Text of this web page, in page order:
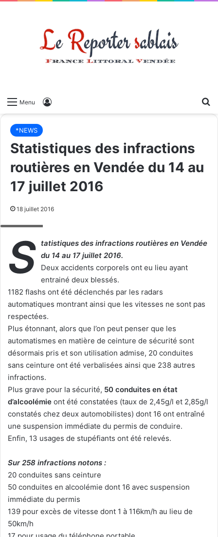
Menu
*NEWS
Statistiques des infractions
routières en Vendée du 14 au
17 juillet 2016
18 juillet 2016
S tatistiques des infractions routières en Vendée
du 14 au 17 juillet 2016.
Deux accidents corporels ont eu lieu ayant
entrainé deux blessés.
1182 flashs ont été déclenchés par les radars
automatiques montrant ainsi que les vitesses ne sont pas
respectées.
Plus étonnant, alors que l’on peut penser que les
automatismes en matière de ceinture de sécurité sont
désormais pris et son utilisation admise, 20 conduites
sans ceinture ont été verbalisées ainsi que 238 autres
infractions.
Plus grave pour la sécurité, 50 conduites en état
d’alcoolémie ont été constatées (taux de 2,45g/l et 2,85g/l
constatés chez deux automobilistes) dont 16 ont entraîné
une suspension immédiate du permis de conduire.
Enfin, 13 usages de stupéfiants ont été relevés.
Sur 258 infractions notons :
20 conduites sans ceinture
50 conduites en alcoolémie dont 16 avec suspension
immédiate du permis
139 pour excès de vitesse dont 1 à 116km/h au lieu de
50km/h